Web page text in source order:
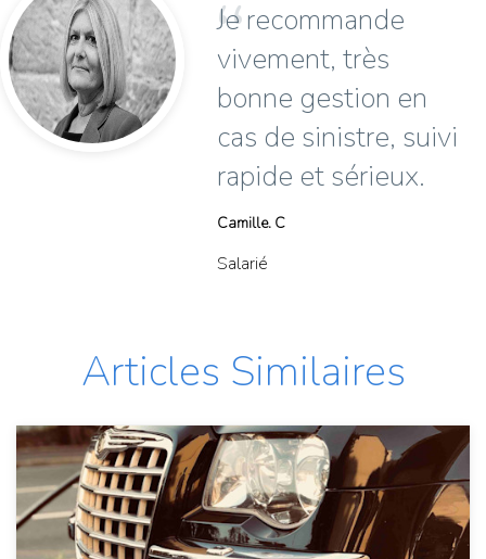
Je recommande
vivement, très
bonne gestion en
cas de sinistre, suivi
rapide et sérieux.
Camille. C
Salarié
Articles Similaires